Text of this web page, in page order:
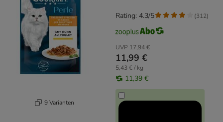
9 Varianten
UVP 17,94 €
11,99 €
5,43 € / kg
11,39 €
Rating: 4.3/5 (312)